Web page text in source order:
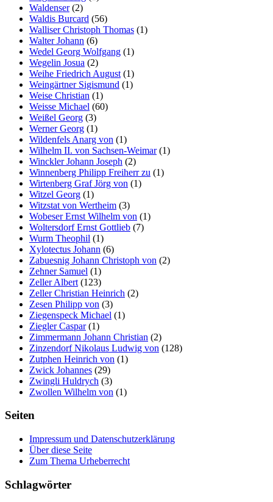
Waldenser(2)
Waldis Burcard (56)
Walliser Christoph Thomas (1)
Walter Johann (6)
Wedel Georg Wolfgang (1)
Wegelin Josua (2)
Weihe Friedrich August (1)
Weingärtner Sigismund (1)
Weise Christian (1)
Weisse Michael (60)
Weißel Georg (3)
Werner Georg (1)
Wildenfels Anarg von (1)
Wilhelm II. von Sachsen-Weimar(1)
Winckler Johann Joseph (2)
Winnenberg Philipp Freiherr zu (1)
Wirtenberg Graf Jörg von (1)
Witzel Georg (1)
Witzstat von Wertheim (3)
Wobeser Ernst Wilhelm von (1)
Woltersdorf Ernst Gottlieb (7)
Wurm Theophil (1)
Xylotectus Johann (6)
Zabuesnig Johann Christoph von (2)
Zehner Samuel (1)
Zeller Albert (123)
Zeller Christian Heinrich (2)
Zesen Philipp von (3)
Ziegenspeck Michael (1)
Ziegler Caspar(1)
Zimmermann Johann Christian (2)
Zinzendorf Nikolaus Ludwig von (128)
Zutphen Heinrich von (1)
Zwick Johannes (29)
Zwingli Huldrych (3)
Zwollen Wilhelm von (1)
Seiten
Impressum und Datenschutzerklärung
Über diese Seite
Zum Thema Urheberrecht
Schlagwörter